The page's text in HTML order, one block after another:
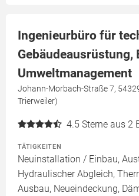
Ingenieurbüro für
Gebäudeausrüstung,
Umweltmanagement
Johann-Morbach-Straße 7,
Trierweiler)
4.5 Sterne aus 2
TÄTIGKEITEN
Neuinstallation / Einbau,
Hydraulischer Abgleich,
Ausbau, Neueindeckung,